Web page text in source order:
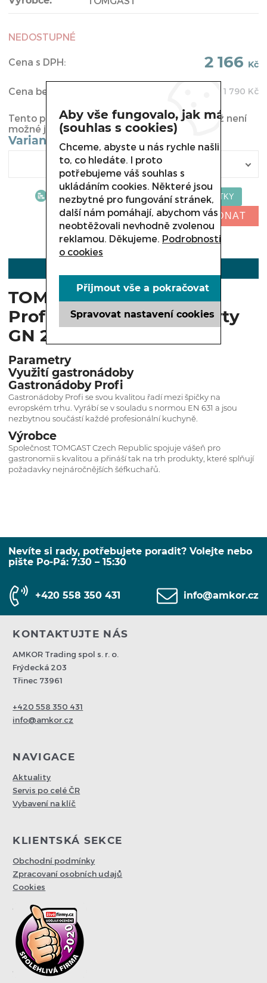
NEDOSTUPNÉ
Cena s DPH: 2 166 Kč
Cena bez DPH: 1 790 Kč
Tento produkt byl vyřazen z naší nabídky a již není
možné jej u nás koupit.
Varianta
NELZE OBJEDNAT
TOMGAST gastronádoba
Profi se sklápěcími úchyty
GN 2/1 100 mm
Parametry
Využití gastronádoby
Gastronádoby Profi
Gastronádoby Profi se svou kvalitou řadí mezi špičky na
evropském trhu. Vyrábí se v souladu s normou EN 631 a jsou
nezbytnou součástí každé profesionální kuchyně.
Výrobce
Společnost TOMGAST Czech Republic spojuje vášeň pro
gastronomii s kvalitou a přináší tak na trh produkty, které splňují
požadavky nejnáročnějších šéfkuchařů.
Nevíte si rady, potřebujete poradit? Volejte nebo
pište Po-Pá: 7:30 – 15:30
+420 558 350 431 info@amkor.cz
KONTAKTUJTE NÁS
AMKOR Trading spol s. r. o.
Frýdecká 203
Třinec 73961
+420 558 350 431
info@amkor.cz
NAVIGACE
Aktuality
Servis po celé ČR
Vybavení na klíč
KLIENTSKÁ SEKCE
Obchodní podmínky
Zpracovaní osobních udajů
Cookies
Aby vše fungovalo, jak má
(souhlas s cookies)
Chceme, abyste u nás rychle našli
to, co hledáte. I proto
potřebujeme váš souhlas s
ukládáním cookies. Některé jsou
nezbytné pro fungování stránek,
další nám pomáhají, abychom vás
neobtěžovali nevhodně zvolenou
reklamou. Děkujeme. Podrobnosti
o cookies
Spravovat nastavení cookies
Přijmout vše a pokračovat